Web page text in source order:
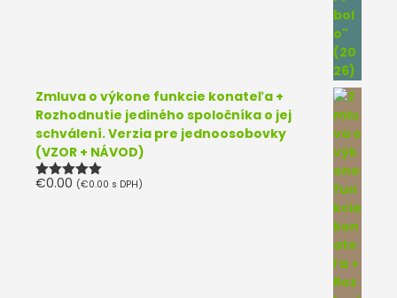
Zmluva o výkone funkcie konateľa +
Rozhodnutie jediného spoločníka o jej
schválení. Verzia pre jednoosobovky
(VZOR + NÁVOD)
Hodnotenie
€0.00 (€0.00 s DPH)